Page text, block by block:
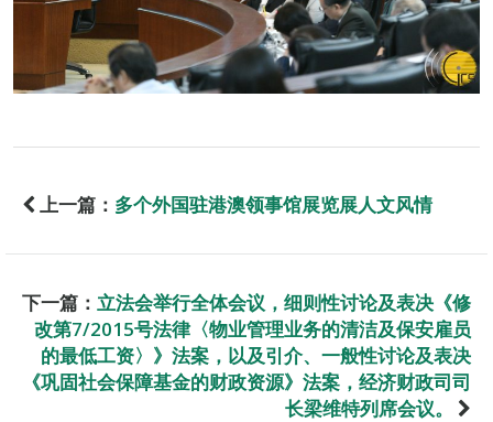
上一篇： 多个外国驻港澳领事馆展览展人文风情
下一篇： 立法会举行全体会议，细则性讨论及表决《修
改第7/2015号法律〈物业管理业务的清洁及保安雇员
的最低工资〉》法案，以及引介、一般性讨论及表决
《巩固社会保障基金的财政资源》法案，经济财政司司
长梁维特列席会议。